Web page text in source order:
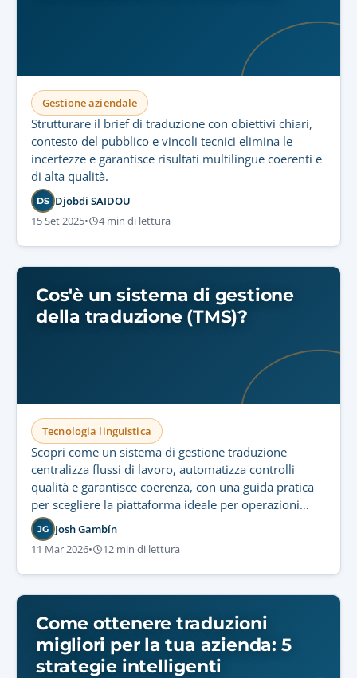
Gestione aziendale
Strutturare il brief di traduzione con obiettivi chiari,
contesto del pubblico e vincoli tecnici elimina le
incertezze e garantisce risultati multilingue coerenti e
di alta qualità.
DS Djobdi SAIDOU
15 Set 2025• 4 min di lettura
Cos'è un sistema di gestione
della traduzione (TMS)?
Tecnologia linguistica
Scopri come un sistema di gestione traduzione
centralizza flussi di lavoro, automatizza controlli
qualità e garantisce coerenza, con una guida pratica
per scegliere la piattaforma ideale per operazioni
sicure e scalabili.
JG Josh Gambín
11 Mar 2026• 12 min di lettura
Come ottenere traduzioni
migliori per la tua azienda: 5
strategie intelligenti